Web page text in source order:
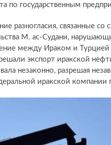
по государственным
разногласия, связанные
М. ас-Судани,
между Ираком и
экспорт иракской
незаконно, разрешая
иракской компании